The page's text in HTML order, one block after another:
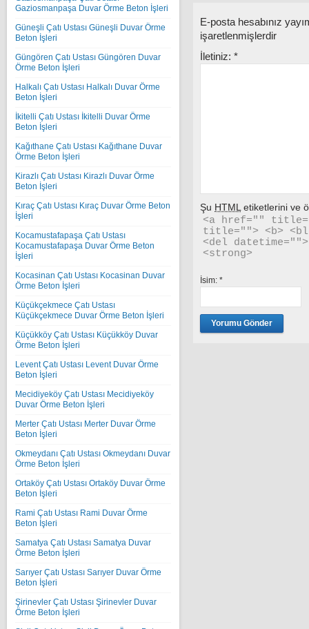
Gaziosmanpaşa Duvar Örme Beton İşleri
Güneşli Çatı Ustası Güneşli Duvar Örme
Beton İşleri
Güngören Çatı Ustası Güngören Duvar
Örme Beton İşleri
Halkalı Çatı Ustası Halkalı Duvar Örme
Beton İşleri
İkitelli Çatı Ustası İkitelli Duvar Örme
Beton İşleri
Kağıthane Çatı Ustası Kağıthane Duvar
Örme Beton İşleri
Kirazlı Çatı Ustası Kirazlı Duvar Örme
Beton İşleri
Kıraç Çatı Ustası Kıraç Duvar Örme Beton
İşleri
Kocamustafapaşa Çatı Ustası
Kocamustafapaşa Duvar Örme Beton
İşleri
Kocasinan Çatı Ustası Kocasinan Duvar
Örme Beton İşleri
Küçükçekmece Çatı Ustası
Küçükçekmece Duvar Örme Beton İşleri
Küçükköy Çatı Ustası Küçükköy Duvar
Örme Beton İşleri
Levent Çatı Ustası Levent Duvar Örme
Beton İşleri
Mecidiyeköy Çatı Ustası Mecidiyeköy
Duvar Örme Beton İşleri
Merter Çatı Ustası Merter Duvar Örme
Beton İşleri
Okmeydanı Çatı Ustası Okmeydanı Duvar
Örme Beton İşleri
Ortaköy Çatı Ustası Ortaköy Duvar Örme
Beton İşleri
Rami Çatı Ustası Rami Duvar Örme
Beton İşleri
Samatya Çatı Ustası Samatya Duvar
Örme Beton İşleri
Sarıyer Çatı Ustası Sarıyer Duvar Örme
Beton İşleri
Şirinevler Çatı Ustası Şirinevler Duvar
Örme Beton İşleri
E-posta hesabınız
işaretlenmişlerdir
İletiniz: *
Şu HTMLetiketlerini ve
<a href=""
title=""> <b>
<del
<strong>
İsim: *